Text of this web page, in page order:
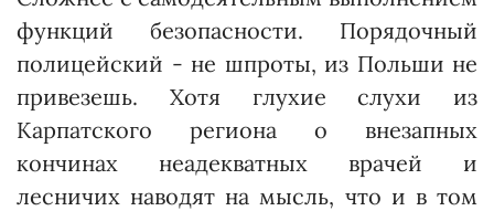
функций безопасности. Порядочный
полицейский - не шпроты, из Польши не
привезешь. Хотя глухие слухи из
Карпатского региона о внезапных
кончинах неадекватных врачей и
лесничих наводят на мысль, что и в том